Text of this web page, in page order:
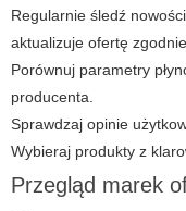
Regularnie śledź
aktualizuje ofertę
Porównuj parametry
producenta.
Sprawdzaj opinie
Wybieraj produkty z
Przegląd marek